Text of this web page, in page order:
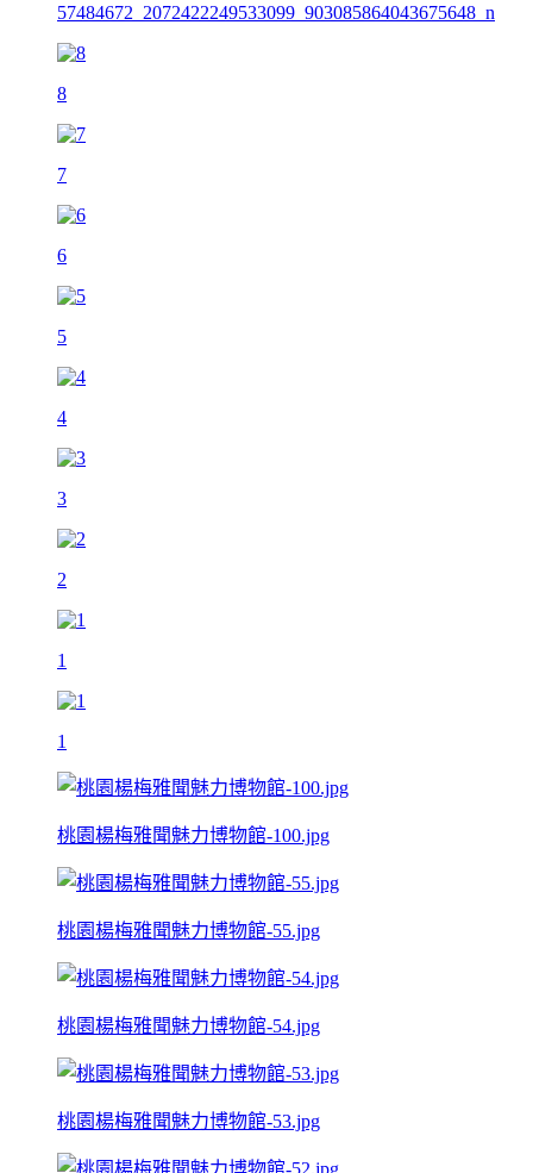
57484672_2072422249533099_903085864043675648_n
8
7
6
5
4
3
2
1
1
桃園楊梅雅聞魅力博物館-100.jpg
桃園楊梅雅聞魅力博物館-55.jpg
桃園楊梅雅聞魅力博物館-54.jpg
桃園楊梅雅聞魅力博物館-53.jpg